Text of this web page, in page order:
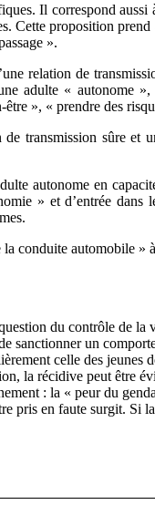
Il correspond aussi
Cette proposition prend
».
relation de
adulte « autonome
», « prendre des
transmission sûre et
autonome en
» et d’entrée dans
conduite automobile »
du contrôle de la
sanctionner un
celle des jeunes
la récidive peut être
: la « peur du
pris en faute surgit. Si